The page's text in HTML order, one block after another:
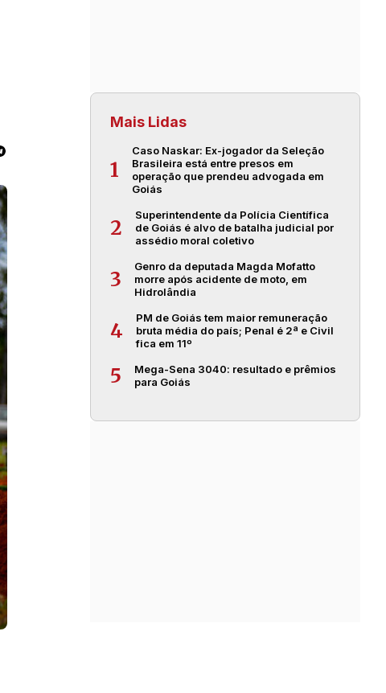
Mais Lidas
1
Caso Naskar: Ex-jogador da Seleção
Brasileira está entre presos em
operação que prendeu advogada em
Goiás
2
Superintendente da Polícia Científica
de Goiás é alvo de batalha judicial por
assédio moral coletivo
3
Genro da deputada Magda Mofatto
morre após acidente de moto, em
Hidrolândia
4
PM de Goiás tem maior remuneração
bruta média do país; Penal é 2ª e Civil
fica em 11º
5
Mega-Sena 3040: resultado e prêmios
para Goiás